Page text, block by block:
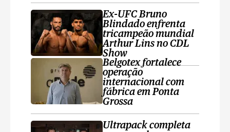
Ex-UFC Bruno
Blindado enfrenta
tricampeão mundial
Arthur Lins no CDL
Show
Belgotex fortalece
operação
internacional com
fábrica em Ponta
Grossa
Ultrapack completa